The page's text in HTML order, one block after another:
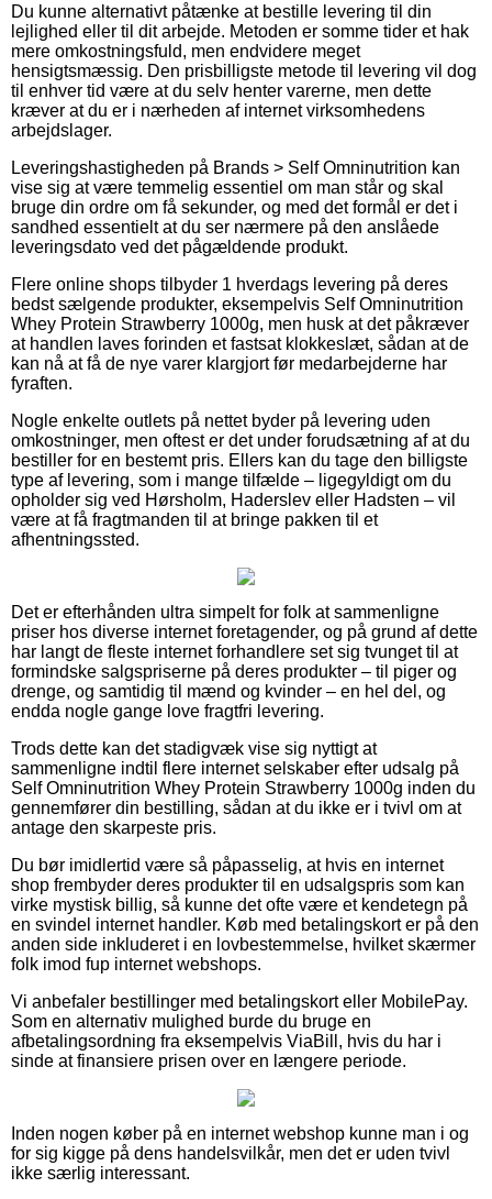
Du kunne alternativt påtænke at bestille levering til din
lejlighed eller til dit arbejde. Metoden er somme tider et hak
mere omkostningsfuld, men endvidere meget
hensigtsmæssig. Den prisbilligste metode til levering vil dog
til enhver tid være at du selv henter varerne, men dette
kræver at du er i nærheden af internet virksomhedens
arbejdslager.
Leveringshastigheden på Brands > Self Omninutrition kan
vise sig at være temmelig essentiel om man står og skal
bruge din ordre om få sekunder, og med det formål er det i
sandhed essentielt at du ser nærmere på den anslåede
leveringsdato ved det pågældende produkt.
Flere online shops tilbyder 1 hverdags levering på deres
bedst sælgende produkter, eksempelvis Self Omninutrition
Whey Protein Strawberry 1000g, men husk at det påkræver
at handlen laves forinden et fastsat klokkeslæt, sådan at de
kan nå at få de nye varer klargjort før medarbejderne har
fyraften.
Nogle enkelte outlets på nettet byder på levering uden
omkostninger, men oftest er det under forudsætning af at du
bestiller for en bestemt pris. Ellers kan du tage den billigste
type af levering, som i mange tilfælde – ligegyldigt om du
opholder sig ved Hørsholm, Haderslev eller Hadsten – vil
være at få fragtmanden til at bringe pakken til et
afhentningssted.
Det er efterhånden ultra simpelt for folk at sammenligne
priser hos diverse internet foretagender, og på grund af dette
har langt de fleste internet forhandlere set sig tvunget til at
formindske salgspriserne på deres produkter – til piger og
drenge, og samtidig til mænd og kvinder – en hel del, og
endda nogle gange love fragtfri levering.
Trods dette kan det stadigvæk vise sig nyttigt at
sammenligne indtil flere internet selskaber efter udsalg på
Self Omninutrition Whey Protein Strawberry 1000g inden du
gennemfører din bestilling, sådan at du ikke er i tvivl om at
antage den skarpeste pris.
Du bør imidlertid være så påpasselig, at hvis en internet
shop frembyder deres produkter til en udsalgspris som kan
virke mystisk billig, så kunne det ofte være et kendetegn på
en svindel internet handler. Køb med betalingskort er på den
anden side inkluderet i en lovbestemmelse, hvilket skærmer
folk imod fup internet webshops.
Vi anbefaler bestillinger med betalingskort eller MobilePay.
Som en alternativ mulighed burde du bruge en
afbetalingsordning fra eksempelvis ViaBill, hvis du har i
sinde at finansiere prisen over en længere periode.
Inden nogen køber på en internet webshop kunne man i og
for sig kigge på dens handelsvilkår, men det er uden tvivl
ikke særlig interessant.